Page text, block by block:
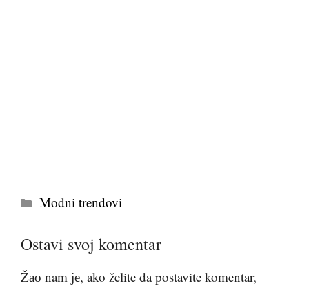
Kategorije
Modni trendovi
Ostavi svoj komentar
Žао nam је, ako želite da postavite komentar,